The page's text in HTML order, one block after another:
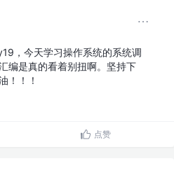
，今天学习操作系统的系统调
编是真的看着别扭啊。坚持下
！！！
点赞